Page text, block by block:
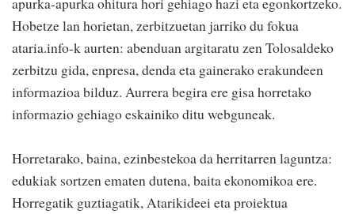
Hobetze lan horietan, zerbitzuetan jarriko du fokua
ataria.info-k aurten: abenduan argitaratu zen Tolosaldeko
zerbitzu gida, enpresa, denda eta gainerako erakundeen
informazioa bilduz. Aurrera begira ere gisa horretako
informazio gehiago eskainiko ditu webguneak.
Horretarako, baina, ezinbestekoa da herritarren laguntza:
edukiak sortzen ematen dutena, baita ekonomikoa ere.
Horregatik guztiagatik, Atarikideei eta proiektua